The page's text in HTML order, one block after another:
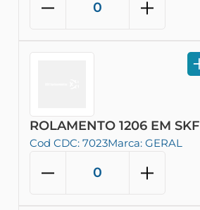
ROLAMENTO 1206 EM SKF
Cod CDC: 7023Marca: GERAL